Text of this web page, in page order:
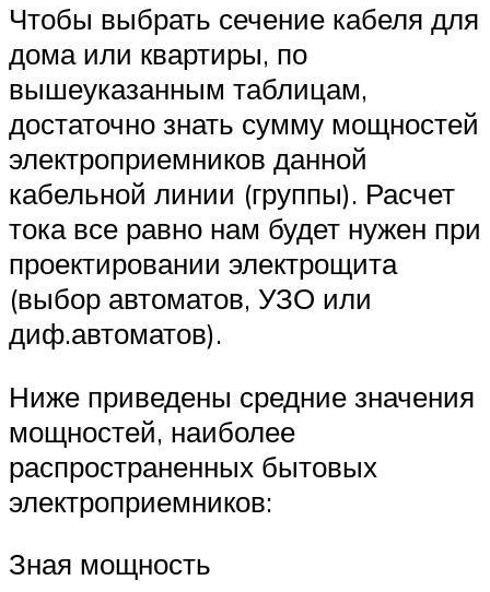
Чтобы выбрать сечение кабеля для
дома или квартиры, по
вышеуказанным таблицам,
достаточно знать сумму мощностей
электроприемников данной
кабельной линии (группы). Расчет
тока все равно нам будет нужен при
проектировании электрощита
(выбор автоматов, УЗО или
диф.автоматов).
Ниже приведены средние значения
мощностей, наиболее
распространенных бытовых
электроприемников:
Зная мощность